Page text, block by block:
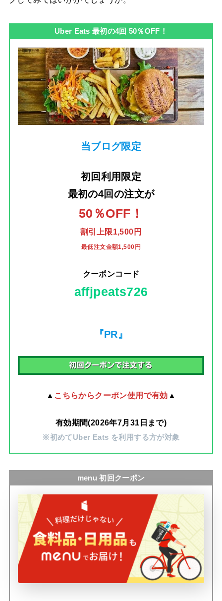
Uber Eats 最初の4回 50％OFF！
当ブログ限定
初回利用限定
最初の4回の注文が
50％OFF！
割引上限1,500円
最低注文金額1,500円
クーポンコード
affjpeats726
『PR』
▲ こちらからクーポン使用で有効 ▲
有効期間(2026年7月31日まで)
※初めてUber Eats を利用する方が対象
menu 初回クーポン